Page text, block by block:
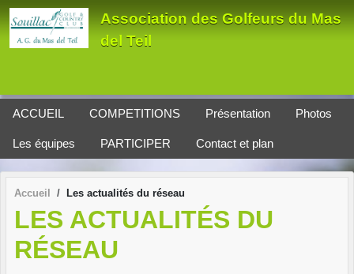
Association des Golfeurs du Mas
del Teil
ACCUEIL COMPETITIONS Présentation Photos
Les équipes PARTICIPER Contact et plan
Accueil Les actualités du réseau
LES ACTUALITÉS DU
RÉSEAU
Panneau de gestion des cookies